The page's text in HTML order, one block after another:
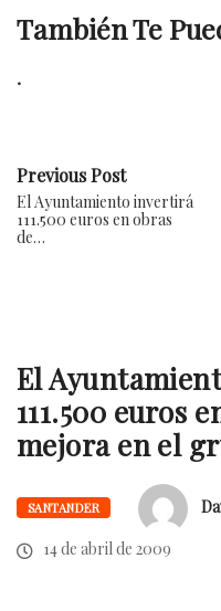
También Te
.
Previous Post
El Ayuntamiento invertirá
111.500 euros en obras
de…
El
111.500 euros
mejora en el
SANTANDER
14 de abril de 2009